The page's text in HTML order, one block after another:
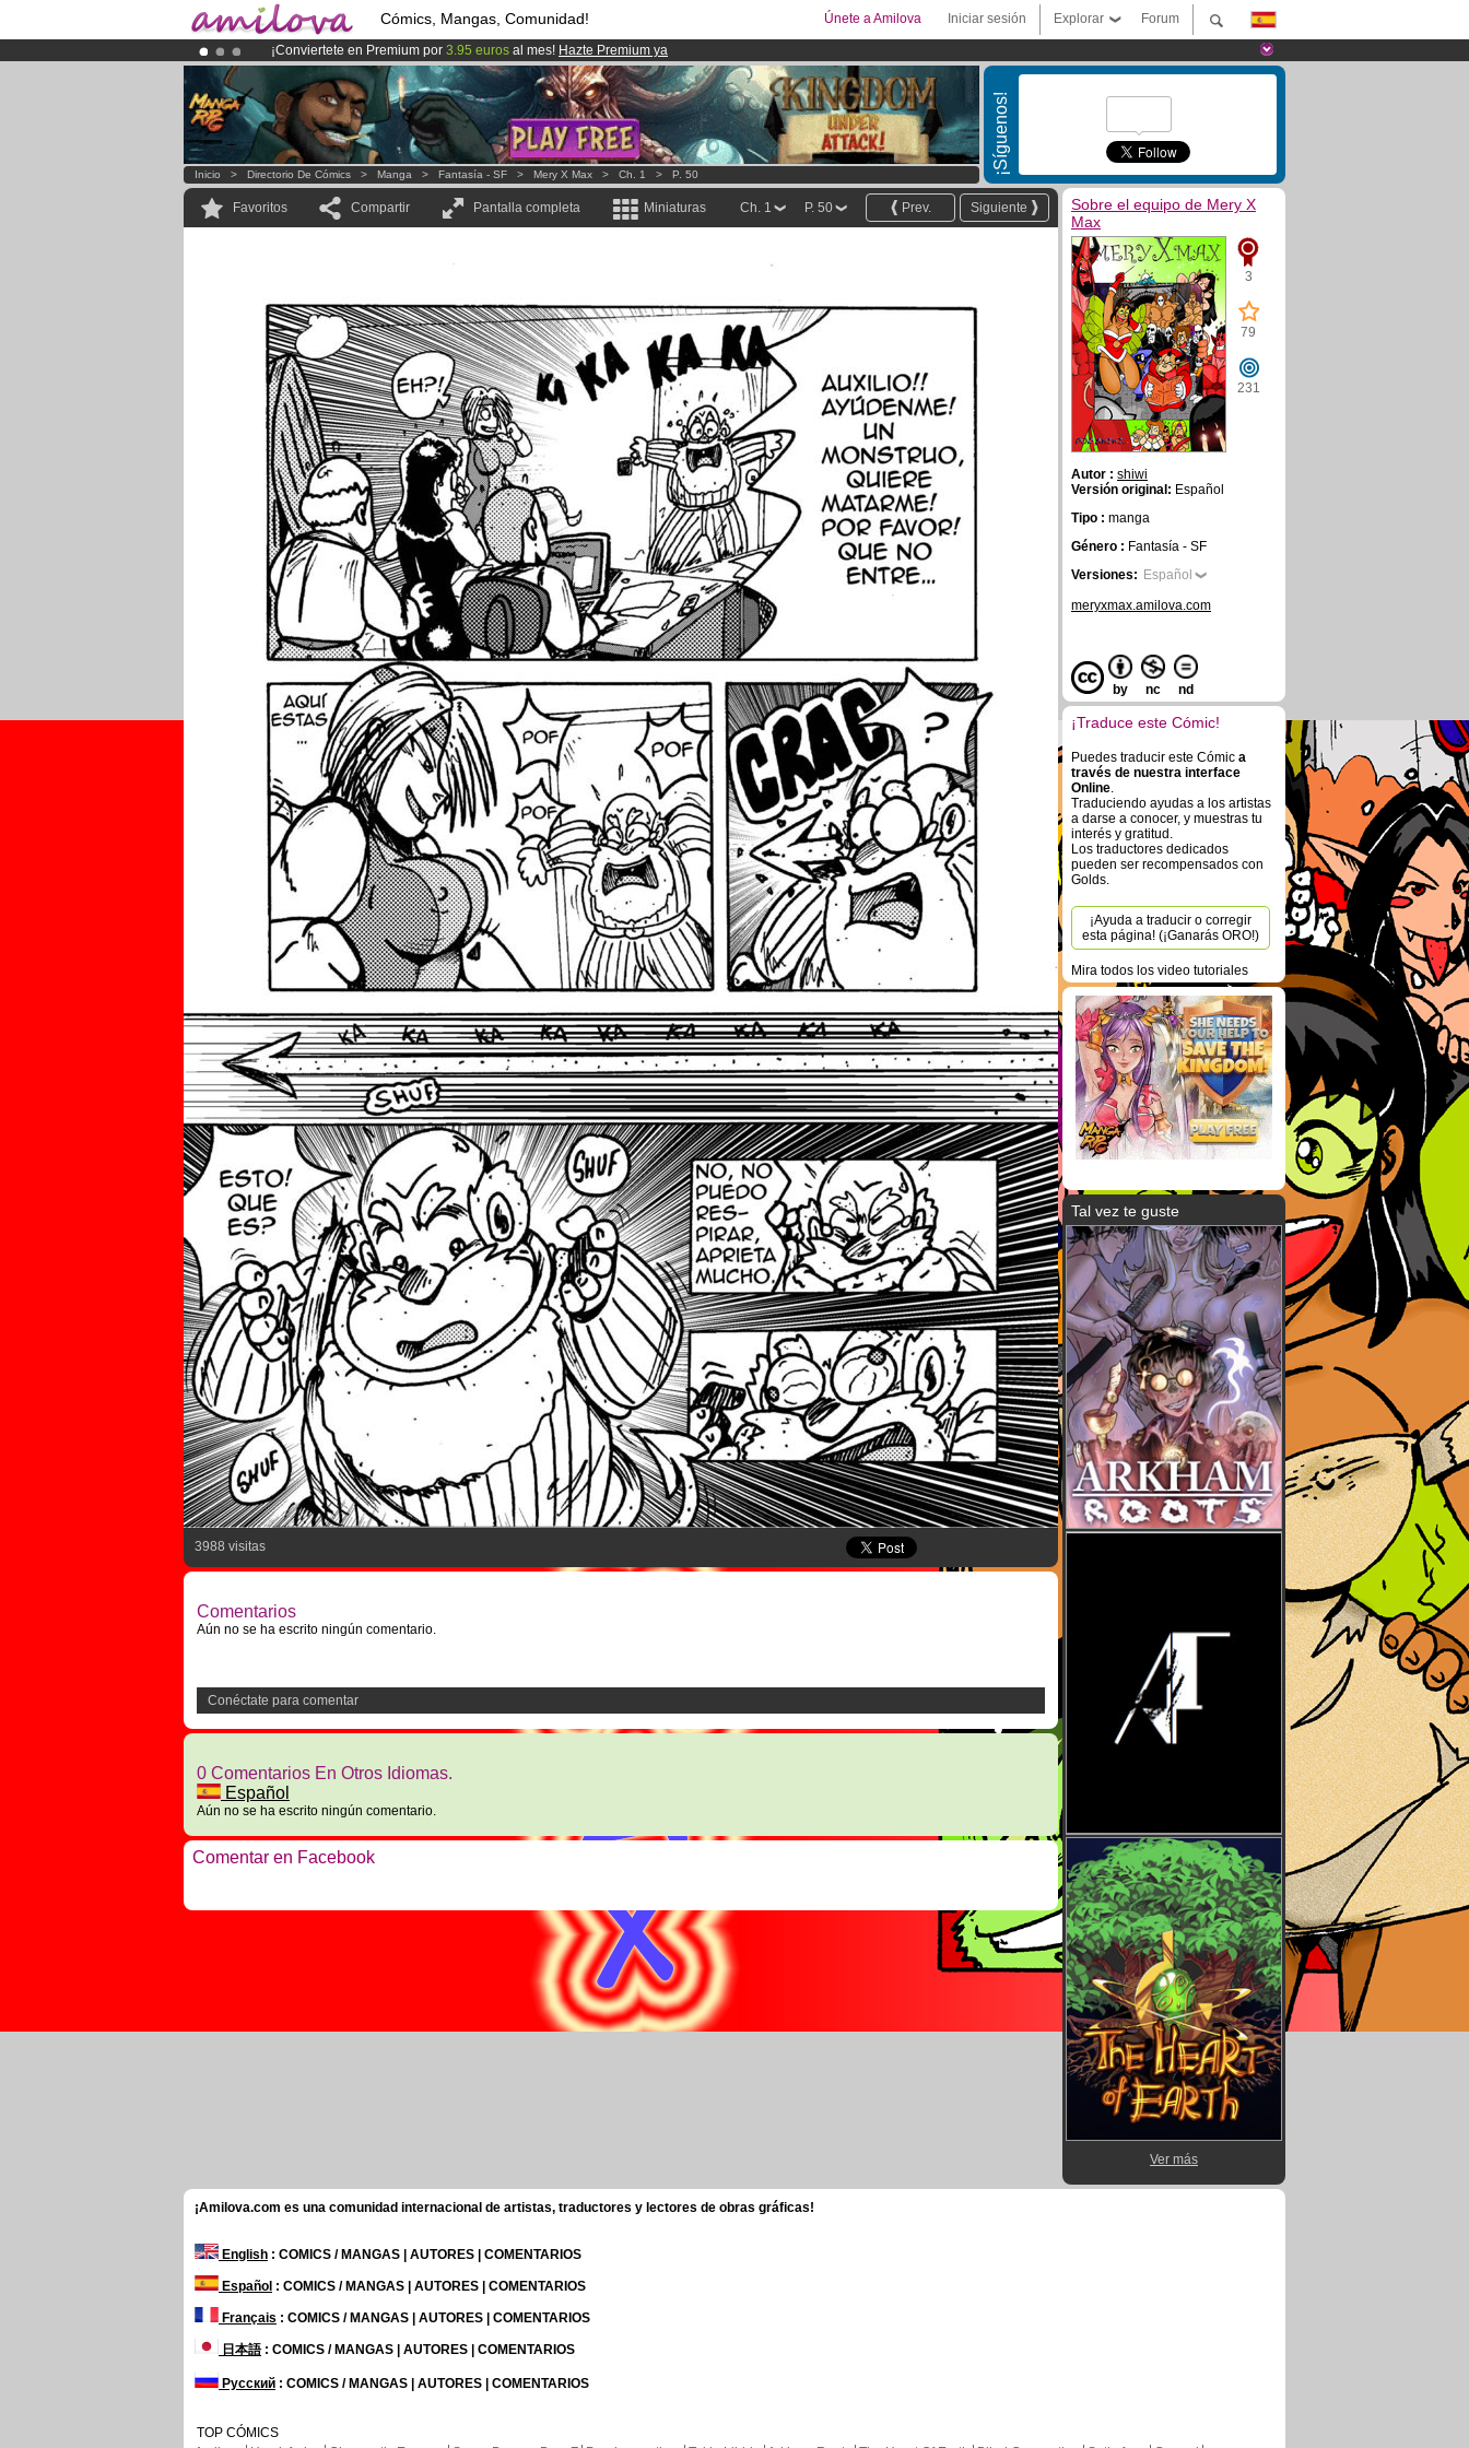
Cómics, Mangas, Comunidad! Forum
Explorar
Iniciar sesión
Únete a Amilova
¡Conviertete en Premium por 3.95 euros al mes! Hazte Premium ya
¡El Kickstarter Amilova está desormado lanzado!.
¡Ya tenemos 100000miembrosy 1000 Cómics y Mangas!.
¡Síguenos!
Inicio > Directorio De Cómics > Manga > Fantasía - SF > Mery X Max > Ch. 1 > P. 50
Favoritos Compartir Pantalla completa Miniaturas Siguiente
Prev.
P. 50
Ch. 1
3988 visitas
Comentarios
Aún no se ha escrito ningún comentario.
Conéctate para comentar
0 Comentarios En Otros Idiomas.
Español
Aún no se ha escrito ningún comentario.
Comentar en Facebook
Sobre el equipo de Mery X
Max
3
79
231
Autor : shiwi
Versión original: Español
Tipo : manga
Género : Fantasía - SF
Versiones: Español
meryxmax.amilova.com
by nc nd
¡Traduce este Cómic!
Puedes traducir este Cómic a
través de nuestra interface
Online.
Traduciendo ayudas a los artistas
a darse a conocer, y muestras tu
interés y gratitud.
Los traductores dedicados
pueden ser recompensados con
Golds.
¡Ayuda a traducir o corregir
esta página! (¡Ganarás ORO!)
Mira todos los video tutoriales
Tal vez te guste
Ver más
¡Amilova.com es una comunidad internacional de artistas, traductores y lectores de obras gráficas!
English : COMICS / MANGAS | AUTORES | COMENTARIOS
Español : COMICS / MANGAS | AUTORES | COMENTARIOS
Français : COMICS / MANGAS | AUTORES | COMENTARIOS
日本語: COMICS / MANGAS | AUTORES | COMENTARIOS
Русский : COMICS / MANGAS | AUTORES | COMENTARIOS
TOP CÓMICS